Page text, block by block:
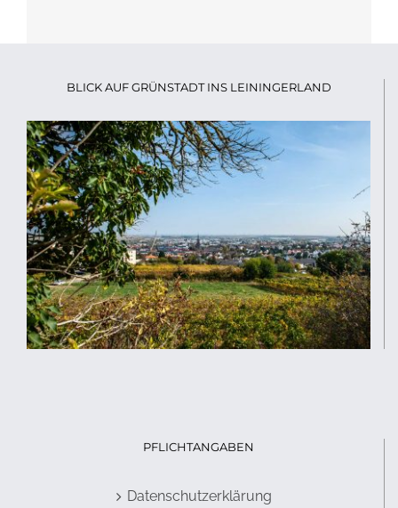
BLICK AUF GRÜNSTADT INS LEININGERLAND
PFLICHTANGABEN
Datenschutzerklärung